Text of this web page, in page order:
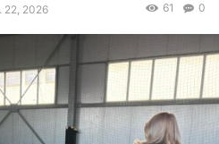
22, 2026 0
61